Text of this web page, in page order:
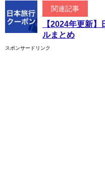
関連記事
【2024年更新
ルまとめ
スポンサードリンク